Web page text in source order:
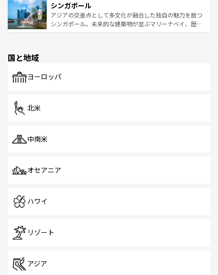
参照してほしい。
激する。気候は一年中温暖で、どの季節にも異なる楽しみ
が待っている。親しみやすいタイの人々、仏教を中心とし
た文化、そして多様な観光資源が、訪れる旅人を魅了し続
み、どこを訪れても感動するはず。観光スポットが密集し
ており、効率よく見どころを回れるのも魅力。息をのむよ
うな絶景から文化的な体験まで、香港を存分に楽しみ尽く
シンガポール
アジアの交差点として多文化が融合した独自の魅力を放つ
シンガポール。未来的な建築物が並ぶマリーナベイ、歴史
で、ホーカーズは地元の風情を楽しめる外せないスポット
国と地域
ヨーロッパ
北米
中南米
オセアニア
ハワイ
リゾート
アジア